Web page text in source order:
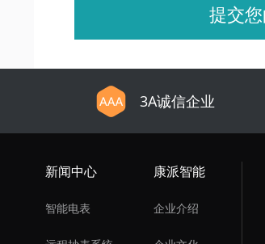
提交
3A诚信企业
新闻中心
智能电表
康派智能
企业介绍